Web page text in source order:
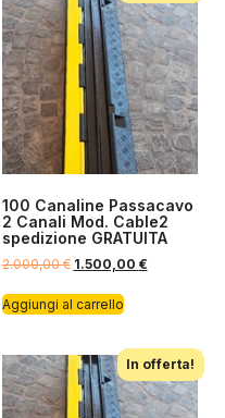
100 Canaline Passacavo
2 Canali Mod. Cable2
spedizione GRATUITA
2.000,00€ 1.500,00 €
Aggiungi al carrello
In offerta!